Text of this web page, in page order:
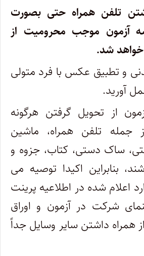
تلفن همراه حتی بصورت
آزمون موجب محرومیت از
شد.
و تطبیق عکس با فرد متولی
آورید.
از تحویل گرفتن هرگونه
جمله تلفن همراه، ماشین
ساک دستی، کتاب، جزوه و
بنابراین اکیدا توصیه می
اعلام شده در اطلاعیه پرینت
شرکت در آزمون و اوراق
داشتن سایر وسایل جداً